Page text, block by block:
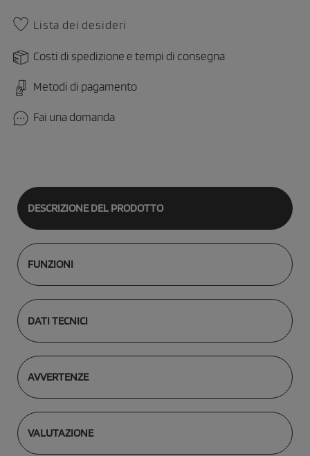
Lista dei desideri
Costi di spedizione e tempi di consegna
Metodi di pagamento
Fai una domanda
DESCRIZIONE DEL PRODOTTO
FUNZIONI
DATI TECNICI
AVVERTENZE
VALUTAZIONE